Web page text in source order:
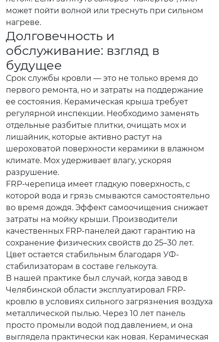
может пойти волной или треснуть при сильном
нагреве.
Долговечность и
обслуживание: взгляд в
будущее
Срок службы кровли — это не только время до
первого ремонта, но и затраты на поддержание
ее состояния. Керамическая крыша требует
регулярной инспекции. Необходимо заменять
отдельные разбитые плитки, очищать мох и
лишайник, которые активно растут на
шероховатой поверхности керамики в влажном
климате. Мох удерживает влагу, ускоряя
разрушение.
FRP-черепица имеет гладкую поверхность, с
которой вода и грязь смываются самостоятельно
во время дождя. Эффект самоочищения снижает
затраты на мойку крыши. Производители
качественных FRP-панелей дают гарантию на
сохранение физических свойств до 25–30 лет.
Цвет остается стабильным благодаря УФ-
стабилизаторам в составе гелькоута.
В нашей практике был случай, когда завод в
Челябинской области эксплуатировал FRP-
кровлю в условиях сильного загрязнения воздуха
металлической пылью. Через 10 лет панель
просто промыли водой под давлением, и она
выглядела практически как новая. Керамическая